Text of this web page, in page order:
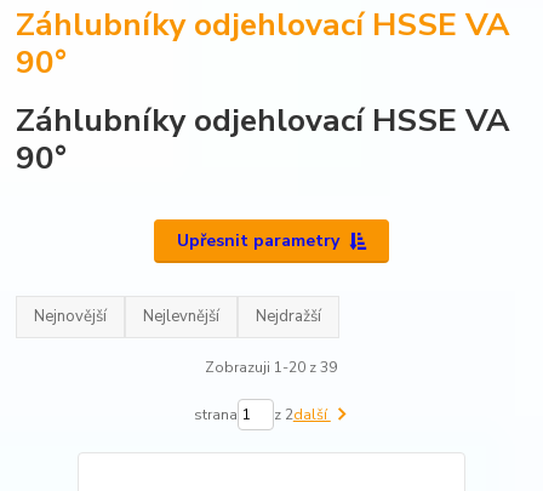
Záhlubníky odjehlovací HSSE VA
90°
Záhlubníky odjehlovací HSSE VA
90°
Upřesnit parametry
Nejnovější Nejlevnější Nejdražší
Zobrazuji 1-20 z 39
strana z 2další